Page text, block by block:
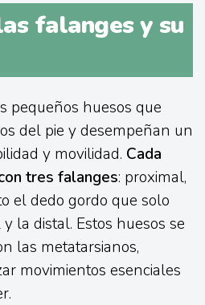
falanges y su
pequeños huesos que
del pie y desempeñan un
y movilidad. Cada
tres falanges: proximal,
el dedo gordo que solo
la distal. Estos huesos se
las metatarsianos,
movimientos esenciales